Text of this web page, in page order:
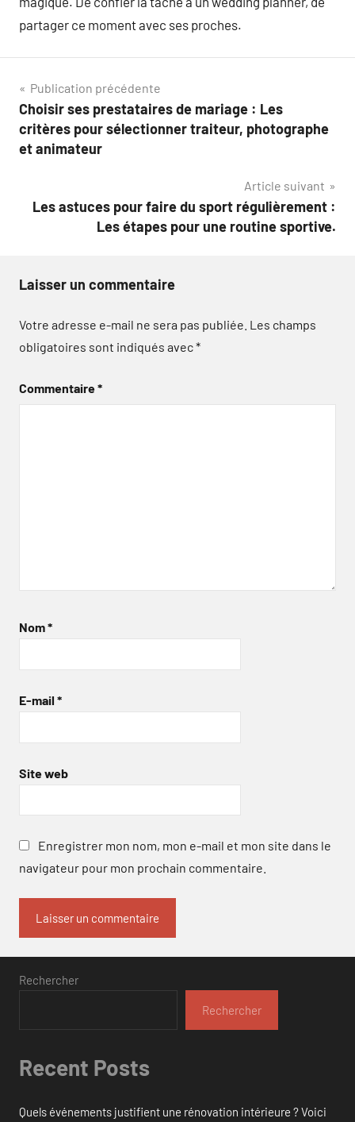
partager ce moment avec ses proches.
Navigation
de
l’article
Publication précédente
Choisir ses prestataires de mariage : Les
critères pour sélectionner traiteur, photographe
et animateur
Article suivant
Les astuces pour faire du sport régulièrement :
Les étapes pour une routine sportive.
Laisser un commentaire
Votre adresse e-mail ne sera pas publiée. Les champs
obligatoires sont indiqués avec*
Commentaire*
Nom*
E-mail *
Site web
Enregistrer mon nom, mon e-mail et mon site dans le
navigateur pour mon prochain commentaire.
Rechercher
Rechercher
Recent Posts
Quels événements justifient une rénovation intérieure ? Voici